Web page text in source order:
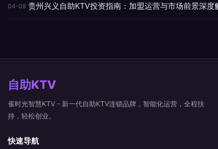
04-08 贵州兴义自助KTV投资指南：加盟运营与市场前景深度
自助KTV
雀时光智慧KTV - 新一代自助KTV连锁品牌，智能化运营，全程扶
持，轻松创业。
快速导航